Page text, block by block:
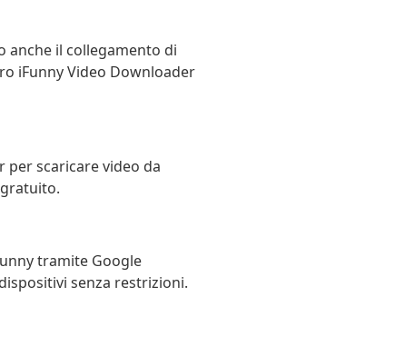
anche il collegamento di
iFunny Video Downloader
per scaricare video da
tramite Google
senza restrizioni.